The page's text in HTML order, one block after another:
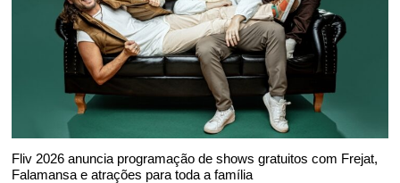
Fliv 2026 anuncia programação de shows gratuitos com Frejat,
Falamansa e atrações para toda a família